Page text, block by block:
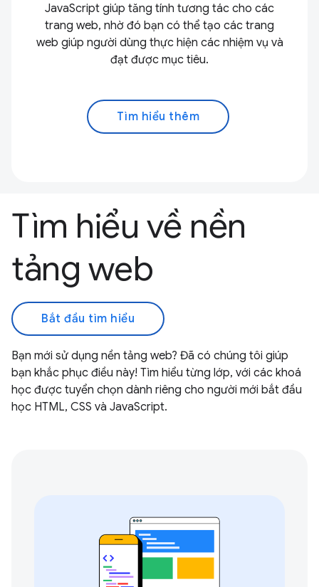
JavaScript giúp tăng tính tương tác cho các
trang web, nhờ đó bạn có thể tạo các trang
web giúp người dùng thực hiện các nhiệm vụ và
đạt được mục tiêu.
Tìm hiểu thêm
Tìm hiểu về nền
tảng web
Bắt đầu tìm hiểu
Bạn mới sử dụng nền tảng web? Đã có chúng tôi giúp
bạn khắc phục điều này! Tìm hiểu từng lớp, với các khoá
học được tuyển chọn dành riêng cho người mới bắt đầu
học HTML, CSS và JavaScript.